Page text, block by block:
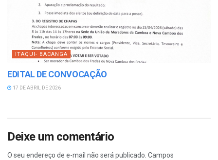
ITAQUI- BACANGA
EDITAL DE CONVOCAÇÃO
17 DE ABRIL DE 2026
Deixe um comentário
O seu endereço de e-mail não será publicado. Campos